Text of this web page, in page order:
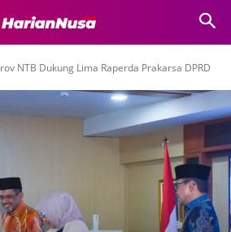
NTB Dukung Lima Raperda Prakarsa DPRD